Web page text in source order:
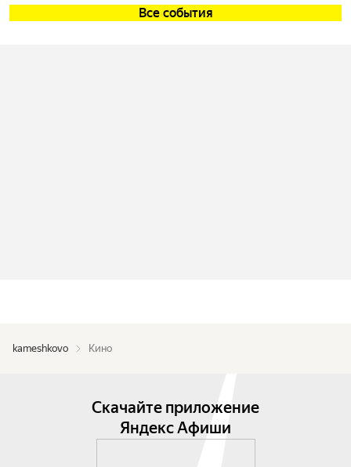
Все события
kameshkovo Кино
Скачайте приложение
Яндекс Афиши